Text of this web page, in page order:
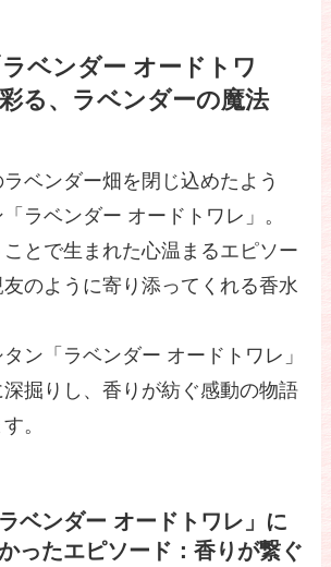
ベンダー オードトワ
る、ラベンダーの魔法
ベンダー畑を閉じ込めたよう
ラベンダー オードトワレ」。
とで生まれた心温まるエピソー
友のように寄り添ってくれる香水
ン「ラベンダー オードトワレ」
掘りし、香りが紡ぐ感動の物語
。
ベンダー オードトワレ」に
ったエピソード：香りが繋ぐ